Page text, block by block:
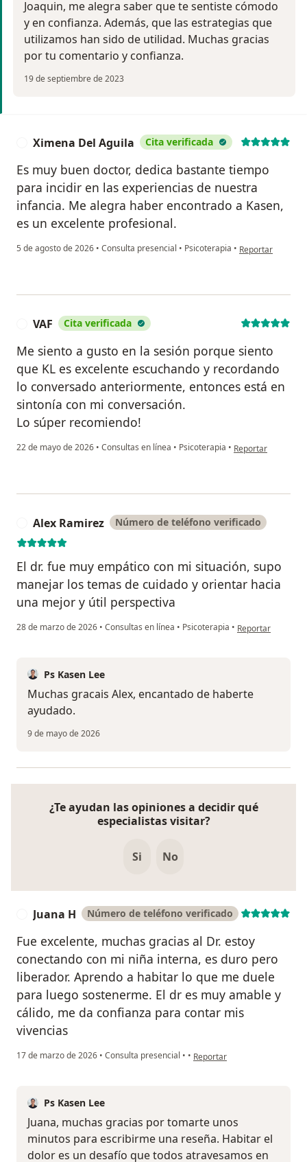
Joaquin, me alegra saber que te sentiste cómodo
y en confianza. Además, que las estrategias que
utilizamos han sido de utilidad. Muchas gracias
por tu comentario y confianza.
19 de septiembre de 2023
Ximena Del Aguila Cita verificada
Es muy buen doctor, dedica bastante tiempo
para incidir en las experiencias de nuestra
infancia. Me alegra haber encontrado a Kasen,
es un excelente profesional.
5 de agosto de 2026 • Consulta presencial • Psicoterapia • en opinión del
Reportar
VAF Cita verificada
Me siento a gusto en la sesión porque siento
que KL es excelente escuchando y recordando
lo conversado anteriormente, entonces está en
sintonía con mi conversación.
Lo súper recomiendo!
22 de mayo de 2026 • Consultas en línea • Psicoterapia • en opinión del
Reportar
Alex Ramirez Número de teléfono verificado
El dr. fue muy empático con mi situación, supo
manejar los temas de cuidado y orientar hacia
una mejor y útil perspectiva
28 de marzo de 2026 • Consultas en línea • Psicoterapia • en opinión del
Reportar
Ps Kasen Lee
Muchas gracais Alex, encantado de haberte
ayudado.
9 de mayo de 2026
¿Te ayudan las opiniones a decidir qué
especialistas visitar?
Si No
Juana H Número de teléfono verificado
Fue excelente, muchas gracias al Dr. estoy
conectando con mi niña interna, es duro pero
liberador. Aprendo a habitar lo que me duele
para luego sostenerme. El dr es muy amable y
cálido, me da confianza para contar mis
vivencias
17 de marzo de 2026 • Consulta presencial • • en opinión del usuario Juana
Reportar
Ps Kasen Lee
Juana, muchas gracias por tomarte unos
minutos para escribirme una reseña. Habitar el
dolor es un desafío que todos atravesamos en